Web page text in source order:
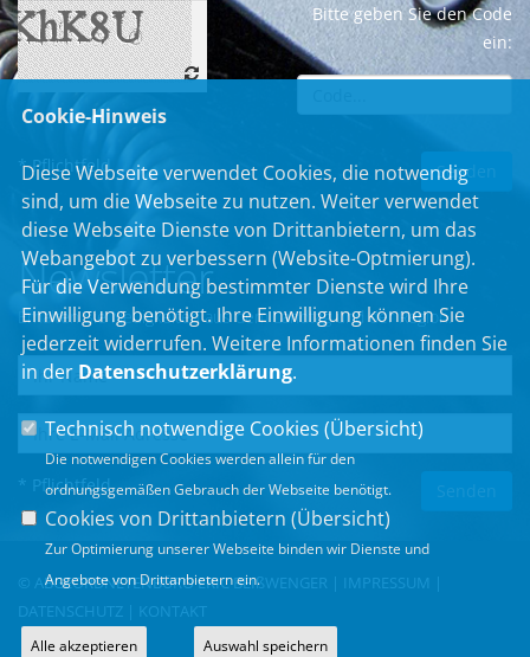
Bitte geben Sie den Code
ein:
* Pflichtfeld
Newsletter
Erhalten Sie Neuigkeiten aus dem Landtag und der Region.
* Pflichtfeld
© ABGEORDNETENBÜRO ERIC BEIßWENGER | IMPRESSUM
DATENSCHUTZ
KONTAKT
Cookie-Hinweis
Diese Webseite verwendet Cookies, die notwendig
sind, um die Webseite zu nutzen. Weiter verwendet
diese Webseite Dienste von Drittanbietern, um das
Webangebot zu verbessern (Website-Optmierung).
Für die Verwendung bestimmter Dienste wird Ihre
Einwilligung benötigt. Ihre Einwilligung können Sie
jederzeit widerrufen. Weitere Informationen finden Sie
in der Datenschutzerklärung.
Technisch notwendige Cookies (Übersicht)
Die notwendigen Cookies werden allein für den
ordnungsgemäßen Gebrauch der Webseite benötigt.
Cookies von Drittanbietern (Übersicht)
Zur Optimierung unserer Webseite binden wir Dienste und
Angebote von Drittanbietern ein.
Alle akzeptieren Auswahl speichern